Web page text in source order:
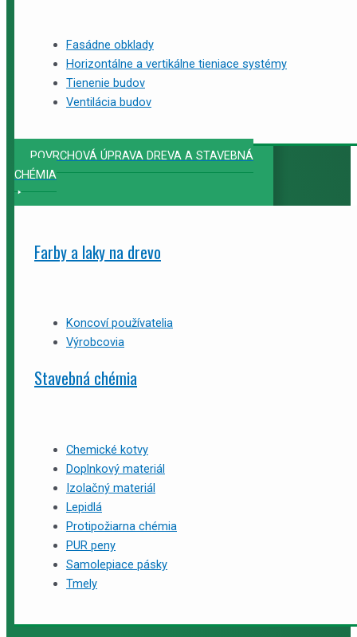
Fasádne obklady
Horizontálne a vertikálne tieniace systémy
Tienenie budov
Ventilácia budov
POVRCHOVÁ ÚPRAVA DREVA A STAVEBNÁ
CHÉMIA
Farby a laky na drevo
Koncoví používatelia
Výrobcovia
Stavebná chémia
Chemické kotvy
Doplnkový materiál
Izolačný materiál
Lepidlá
Protipožiarna chémia
PUR peny
Samolepiace pásky
Tmely